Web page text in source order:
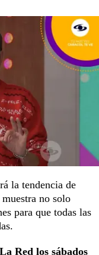
la tendencia de
no solo
para que todas las
La Red los sábados